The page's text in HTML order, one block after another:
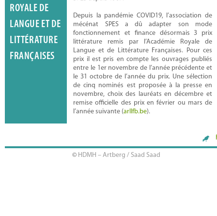
ROYALE DE
LANGUE ET DE
LITTÉRATURE
FRANÇAISES
Depuis la pandémie COVID19, l’association de
mécénat SPES a dû adapter son mode
fonctionnement et finance désormais 3 prix
littérature remis par l’Académie Royale de
Langue et de Littérature Françaises. Pour ces
prix il est pris en compte les ouvrages publiés
entre le 1er novembre de l’année précédente et
le 31 octobre de l’année du prix. Une sélection
de cinq nominés est proposée à la presse en
novembre, choix des lauréats en décembre et
remise officielle des prix en février ou mars de
l’année suivante (arllfb.be).
© HDMH – Artberg / Saad Saad